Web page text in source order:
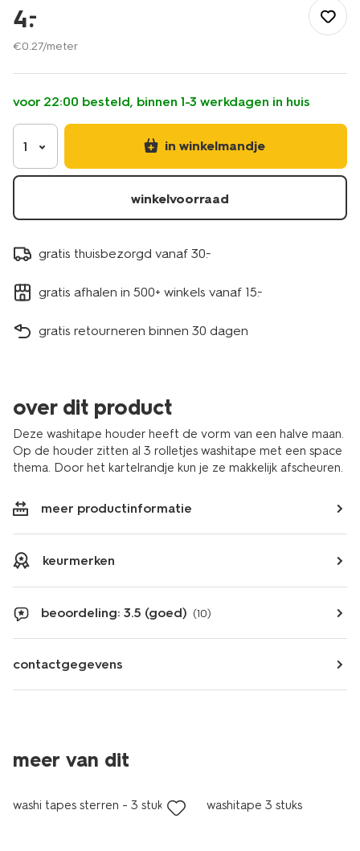
hobby/knutselen/washi-
tape/washitape-
houder-
3-
14170171.html
4.
–
€0.27/meter
voor 22:00 besteld, binnen 1-3 werkdagen in huis
1 in winkelmandje
winkelvoorraad
gratis thuisbezorgd vanaf 30.-
gratis afhalen in 500+ winkels vanaf 15.-
gratis retourneren binnen 30 dagen
over dit product
Deze washitape houder heeft de vorm van een halve maan.
Op de houder zitten al 3 rolletjes washitape met een space
thema. Door het kartelrandje kun je ze makkelijk afscheuren.
meer productinformatie
keurmerken
beoordeling: 3.5 (goed) (10)
contactgegevens
meer van dit
laag geprijsd
washi tapes sterren - 3 stuks washitape 3 stuks